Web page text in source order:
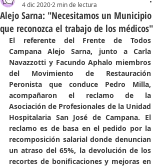
Alejo Sarna: "Necesitamos un Municipio
que reconozca el trabajo de los médicos"
4 dic 2020 2 min de lectura
El referente del Frente de Todos
Campana Alejo Sarna, junto a Carla
Navazzotti y Facundo Aphalo miembros
del Movimiento de Restauración
Peronista que conduce Pedro Milla,
acompañaron el reclamo de la
Asociación de Profesionales de la Unidad
Hospitalaria San José de Campana. El
reclamo es de basa en el pedido por la
recomposición salarial donde denuncian
un atraso del 65%, la devolución de los
recortes de bonificaciones y mejoras en